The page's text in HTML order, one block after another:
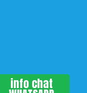
info chat